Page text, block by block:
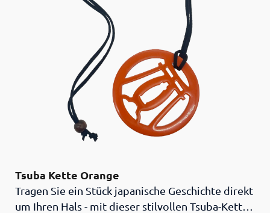
Tsuba Kette Orange
Tragen Sie ein Stück japanische Geschichte direkt
um Ihren Hals - mit dieser stilvollen Tsuba-Kette.